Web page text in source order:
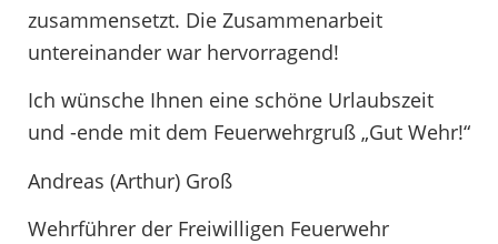
zusammensetzt. Die Zusammenarbeit
untereinander war hervorragend!
Ich wünsche Ihnen eine schöne Urlaubszeit
und -ende mit dem Feuerwehrgruß „Gut Wehr!“
Andreas (Arthur) Groß
Wehrführer der Freiwilligen Feuerwehr